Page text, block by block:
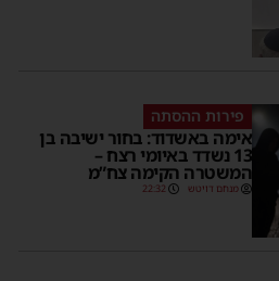
פירות ההסתה
אימה באשדוד: בחור ישיבה בן
13 נשדד באיומי רצח –
המשטרה הקימה צח”מ
מנחם דויטש 22:32